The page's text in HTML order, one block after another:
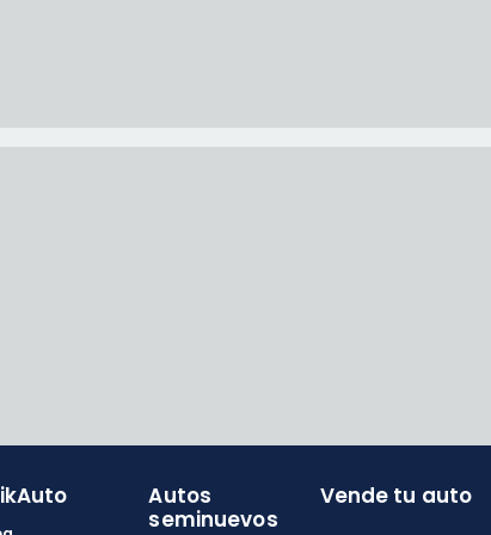
Autos
seminuevos
Vende tu auto